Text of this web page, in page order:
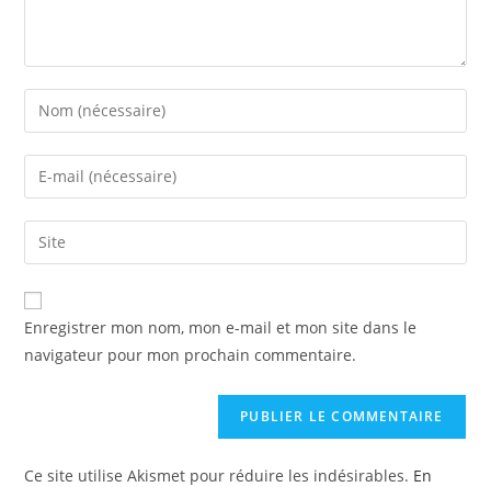
Enregistrer mon nom, mon e-mail et mon site dans le
navigateur pour mon prochain commentaire.
Ce site utilise Akismet pour réduire les indésirables. En